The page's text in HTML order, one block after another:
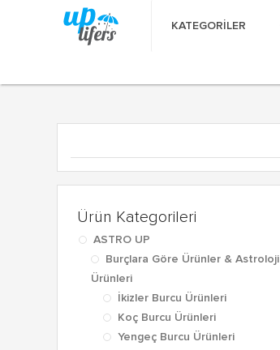
KATEGORİLER
Ürün Kategorileri
ASTRO UP
Burçlara Göre Ürünler & Astroloji
Ürünleri
İkizler Burcu Ürünleri
Koç Burcu Ürünleri
Yengeç Burcu Ürünleri